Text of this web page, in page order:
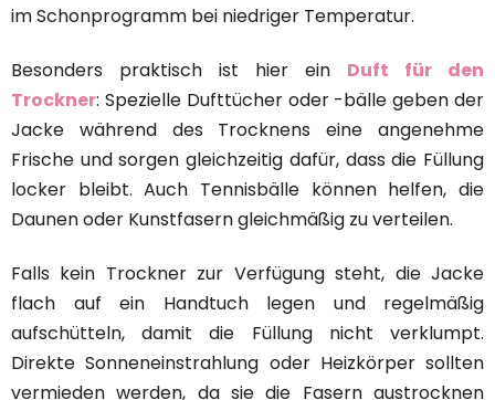
im Schonprogramm bei niedriger Temperatur.
Besonders praktisch ist hier ein Duft für den
Trockner: Spezielle Dufttücher oder -bälle geben der
Jacke während des Trocknens eine angenehme
Frische und sorgen gleichzeitig dafür, dass die Füllung
locker bleibt. Auch Tennisbälle können helfen, die
Daunen oder Kunstfasern gleichmäßig zu verteilen.
Falls kein Trockner zur Verfügung steht, die Jacke
flach auf ein Handtuch legen und regelmäßig
aufschütteln, damit die Füllung nicht verklumpt.
Direkte Sonneneinstrahlung oder Heizkörper sollten
vermieden werden, da sie die Fasern austrocknen